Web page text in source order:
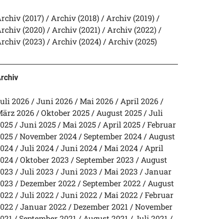
(2017) Archiv (2018)
Archiv (2019)
(2020)
Archiv (2021)
Archiv (2022)
(2023)
Archiv (2024) Archiv (2025)
2026 Juni 2026 Mai 2026
April 2026
2026
Oktober 2025 August 2025
Juli
Juni 2025 Mai 2025 April 2025
Februar
November 2024 September 2024
August
Juli 2024 Juni 2024 Mai 2024
April
Oktober 2023 September 2023
August
Juli 2023 Juni 2023 Mai 2023
Januar
Dezember 2022 September 2022
August
Juli 2022 Juni 2022 Mai 2022
Februar
Januar 2022 Dezember 2021
November